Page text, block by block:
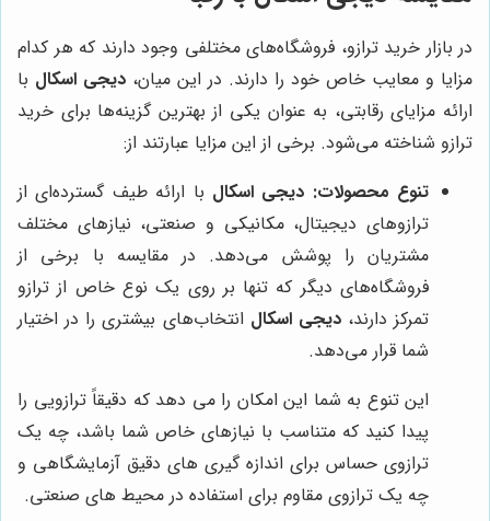
در بازار خرید ترازو، فروشگاه‌های مختلفی وجود دارند که هر کدام
مزایا و معایب خاص خود را دارند. در این میان، دیجی اسکال با
ارائه مزایای رقابتی، به عنوان یکی از بهترین گزینه‌ها برای خرید
ترازو شناخته می‌شود. برخی از این مزایا عبارتند از:
تنوع محصولات: دیجی اسکال با ارائه طیف گسترده‌ای از
ترازوهای دیجیتال، مکانیکی و صنعتی، نیازهای مختلف
مشتریان را پوشش می‌دهد. در مقایسه با برخی از
فروشگاه‌های دیگر که تنها بر روی یک نوع خاص از ترازو
تمرکز دارند،دیجی اسکال انتخاب‌های بیشتری را در اختیار
شما قرار می‌دهد.
این تنوع به شما این امکان را می دهد که دقیقاً ترازویی را
پیدا کنید که متناسب با نیازهای خاص شما باشد، چه یک
ترازوی حساس برای اندازه گیری های دقیق آزمایشگاهی و
چه یک ترازوی مقاوم برای استفاده در محیط های صنعتی.